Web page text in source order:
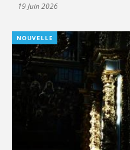
19 Juin 2026
NOUVELLE